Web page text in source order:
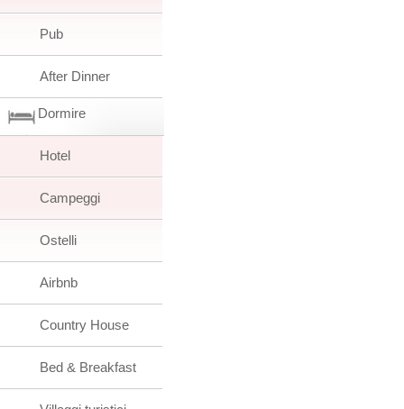
Pub
After Dinner
Dormire
Hotel
Campeggi
Ostelli
Airbnb
Country House
Bed & Breakfast